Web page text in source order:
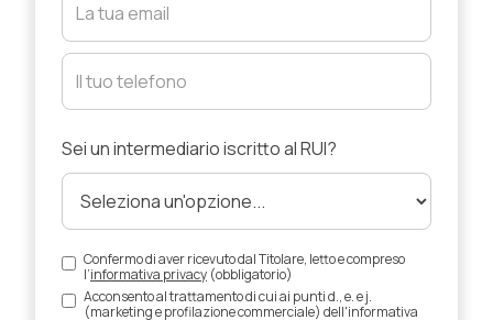
Sei un intermediario iscritto al RUI?
Confermo di aver ricevuto dal Titolare, letto e compreso
l’informativa privacy (obbligatorio)
Acconsento al trattamento di cui ai punti d., e. e j.
(marketing e profilazione commerciale) dell'informativa